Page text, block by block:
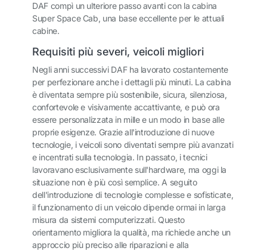
DAF compì un ulteriore passo avanti con la cabina
Super Space Cab, una base eccellente per le attuali
cabine.
Requisiti più severi, veicoli migliori
Negli anni successivi DAF ha lavorato costantemente
per perfezionare anche i dettagli più minuti. La cabina
è diventata sempre più sostenibile, sicura, silenziosa,
confortevole e visivamente accattivante, e può ora
essere personalizzata in mille e un modo in base alle
proprie esigenze. Grazie all'introduzione di nuove
tecnologie, i veicoli sono diventati sempre più avanzati
e incentrati sulla tecnologia. In passato, i tecnici
lavoravano esclusivamente sull'hardware, ma oggi la
situazione non è più così semplice. A seguito
dell'introduzione di tecnologie complesse e sofisticate,
il funzionamento di un veicolo dipende ormai in larga
misura da sistemi computerizzati. Questo
orientamento migliora la qualità, ma richiede anche un
approccio più preciso alle riparazioni e alla